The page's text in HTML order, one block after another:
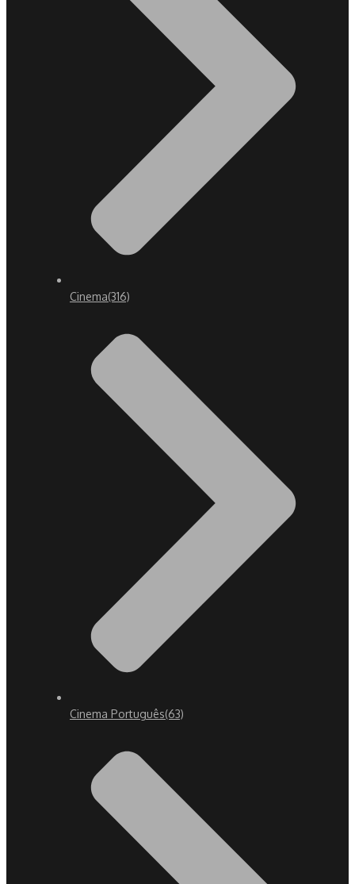
Cinema(316)
Cinema Português(63)